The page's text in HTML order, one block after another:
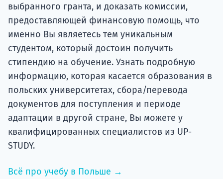
выбранного гранта, и доказать комиссии,
предоставляющей финансовую помощь, что
именно Вы являетесь тем уникальным
студентом, который достоин получить
стипендию на обучение. Узнать подробную
информацию, которая касается образования в
польских университетах, сбора/перевода
документов для поступления и периоде
адаптации в другой стране, Вы можете у
квалифицированных специалистов из UP-
STUDY.
Всё про учебу в Польше →